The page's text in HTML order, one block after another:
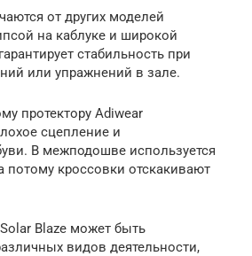
от других моделей
на каблуке и широкой
стабильность при
или упражнений в зале.
протектору Adiwear
сцепление и
В межподошве используется
потому кроссовки отскакивают
Blaze может быть
видов деятельности,